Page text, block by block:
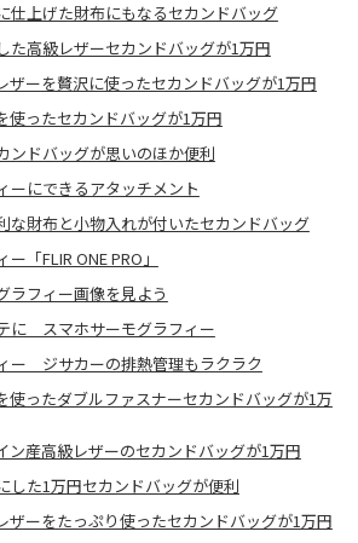
仕上げた財布にもなるセカンドバッグ
た高級レザーセカンドバッグが1万円
ザーを贅沢に使ったセカンドバッグが1万円
使ったセカンドバッグが1万円
ンドバッグが思いのほか便利
ーにできるアタッチメント
な財布と小物入れが付いたセカンドバッグ
「FLIR ONE PRO」
ラフィー画像を見よう
に スマホサーモグラフィー
ー ジサカーの排熱管理もラクラク
使ったダブルファスナーセカンドバッグが1万
ン産高級レザーのセカンドバッグが1万円
した1万円セカンドバッグが便利
ザーをたっぷり使ったセカンドバッグが1万円